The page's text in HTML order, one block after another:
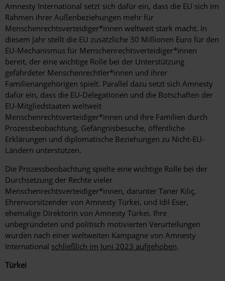
Amnesty International setzt sich dafür ein, dass die EU sich im
Rahmen ihrer Außenbeziehungen mehr für
Menschenrechtsverteidiger*innen weltweit stark macht. In
diesem Jahr stellt die EU zusätzliche 30 Millionen Euro für den
EU-Mechanismus für Menschenrechtsverteidiger*innen
bereit, der eine wichtige Rolle bei der Unterstützung
gefährdeter Menschenrechtler*innen und ihrer
Familienangehörigen spielt. Parallel dazu setzt sich Amnesty
dafür ein, dass die EU-Delegationen und die Botschaften der
EU-Mitgliedstaaten weltweit
Menschenrechtsverteidiger*innen und ihre Familien durch
Prozessbeobachtung, Gefängnisbesuche, öffentliche
Erklärungen und diplomatische Beziehungen zu Nicht-EU-
Ländern unterstützen.
Die Prozessbeobachtung spielte eine wichtige Rolle bei der
Durchsetzung der Rechte vieler
Menschenrechtsverteidiger*innen, darunter Taner Kılıç,
Ehrenvorsitzender von Amnesty Türkei, und Idil Eser,
ehemalige Direktorin von Amnesty Türkei. Ihre
unbegründeten und politisch motivierten Verurteilungen
wurden nach einer weltweiten Kampagne von Amnesty
International schließlich im Juni 2023 aufgehoben.
Türkei